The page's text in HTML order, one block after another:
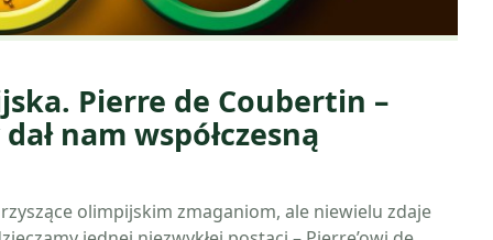
Pierre de Coubertin –
nam współczesną
olimpijskim zmaganiom, ale niewielu zdaje